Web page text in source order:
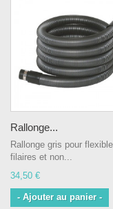
Rallonge...
Rallonge gris pour
filaires et non...
34,50 €
- Ajouter au panier -